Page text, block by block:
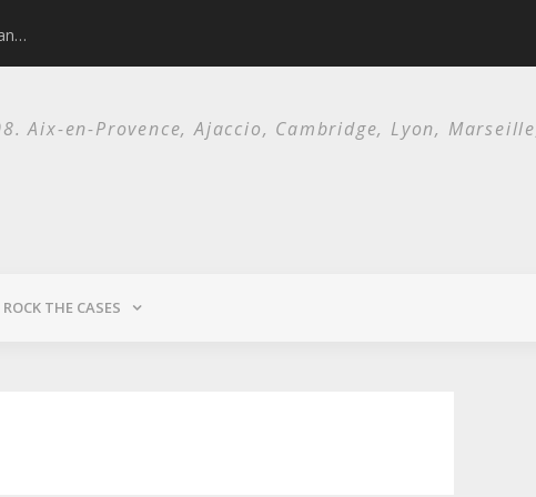
Nick Cave and the
Aix-en-Provence, Ajaccio, Cambridge, Lyon,
ROCK THE CASES